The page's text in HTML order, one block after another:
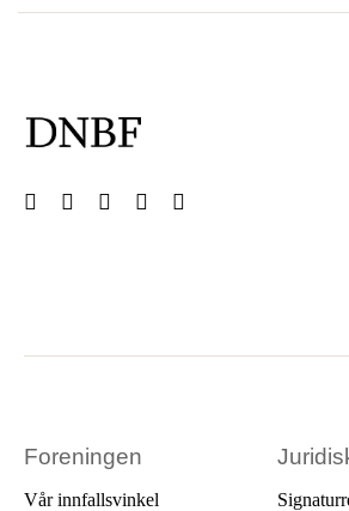
Foreningen
Vår innfallsvinkel